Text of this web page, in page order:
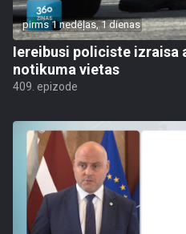
pirms 1 nedēļas, 1 dienas
Iereibusi policiste izraisa
notikuma vietas
409. epizode